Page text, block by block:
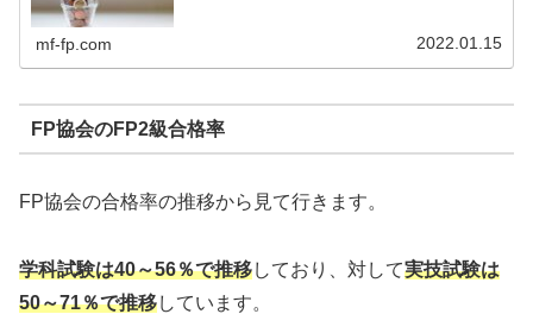
mf-fp.com 2022.01.15
FP協会のFP2級合格率
FP協会の合格率の推移から見て行きます。
学科試験は40～56％で推移しており、対して実技試験は
50～71％で推移しています。